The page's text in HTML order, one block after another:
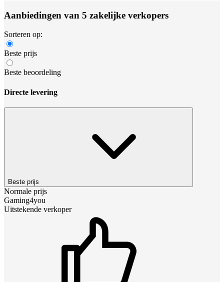
Aanbiedingen van 5 zakelijke verkopers
Sorteren op:
Beste prijs
Beste beoordeling
Directe levering
Beste prijs
Normale prijs
Gaming4you
Uitstekende verkoper